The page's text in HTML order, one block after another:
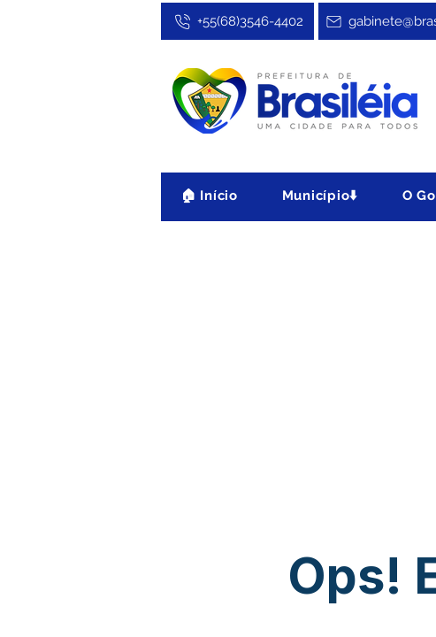
+55(68)3546-4402
🏠 Início Município⬇️ O
Ops!